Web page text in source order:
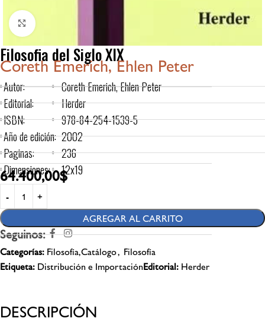
Click to enlarge
Filosofia del Siglo XIX
Coreth Emerich, Ehlen Peter
Autor:
Editorial:
ISBN:
Año de edición:
Paginas:
Dimensiones:
Coreth Emerich, Ehlen Peter
Herder
978-84-254-1539-5
2002
236
12x19
64.400,00$
AGREGAR AL CARRITO
Seguinos:
Categorías: Filosofía,Catálogo, Filosofía
Etiqueta: Distribución e ImportaciónEditorial: Herder
DESCRIPCIÓN